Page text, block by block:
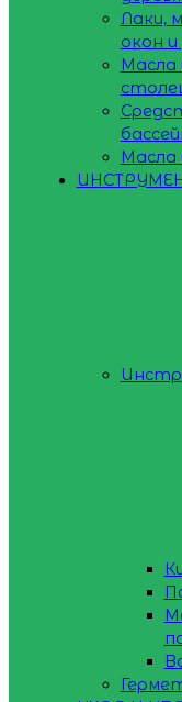
Лаки,
окон
Масла
Масла